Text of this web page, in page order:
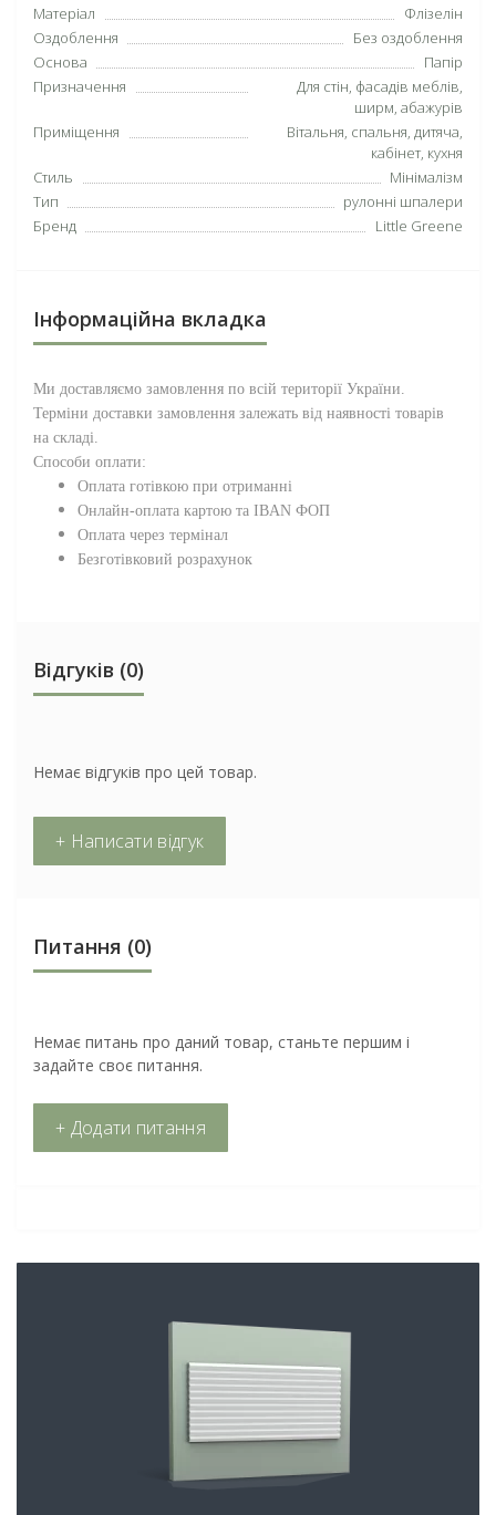
Матеріал
Флізелін
Оздоблення
Без оздоблення
Основа
Папір
Призначення
Для стін, фасадів меблів,
ширм, абажурів
Приміщення
Вітальня, спальня, дитяча,
кабінет, кухня
Стиль
Мінімалізм
Тип
рулонні шпалери
Бренд
Little Greene
Інформаційна вкладка
Ми доставляємо замовлення по всій території України.
Терміни доставки замовлення залежать від наявності товарів
на складі.
Способи оплати:
Оплата готівкою при отриманні
Онлайн-оплата картою та IBAN ФОП
Оплата через термінал
Безготівковий розрахунок
Відгуків (0)
Немає відгуків про цей товар.
+ Написати відгук
Питання (0)
Немає питань про даний товар, станьте першим і
задайте своє питання.
+ Додати питання